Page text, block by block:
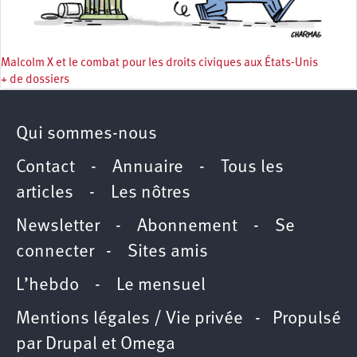
Malcolm X et le combat pour les droits civiques aux États-Unis
+ de dossiers
Qui sommes-nous
Contact - Annuaire - Tous les
articles -
Les nôtres
Newsletter- Abonnement - Se
connecter- Sites amis
L’hebdo -
Le mensuel
Mentions légales / Vie privée - Propulsé
par Drupal et Omega